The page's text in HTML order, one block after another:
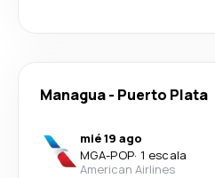
Managua- Puerto Plata
mié 19 ago
MGA-POP· 1 escala
American Airlines